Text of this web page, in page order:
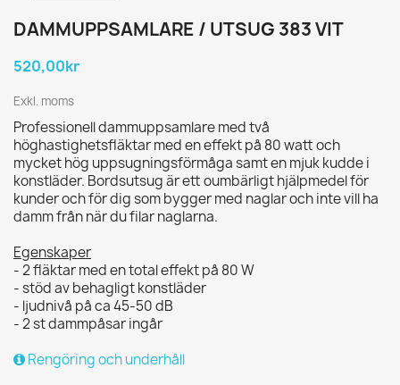
DAMMUPPSAMLARE / UTSUG 383 VIT
520,00kr
Exkl. moms
Professionell dammuppsamlare med två
höghastighetsfläktar med en effekt på 80 watt och
mycket hög uppsugningsförmåga samt en mjuk kudde i
konstläder. Bordsutsug är ett oumbärligt hjälpmedel för
kunder och för dig som bygger med naglar och inte vill ha
damm från när du filar naglarna.
Egenskaper
- 2 fläktar med en total effekt på 80 W
- stöd av behagligt konstläder
- ljudnivå på ca 45-50 dB
- 2 st dammpåsar ingår
Rengöring och underhåll